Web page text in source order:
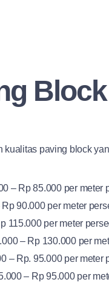
paving block
– Rp 85.000 per meter
90.000 per meter
115.000 per meter
– Rp 130.000 per
– Rp. 95.000 per meter
– Rp 95.000 per